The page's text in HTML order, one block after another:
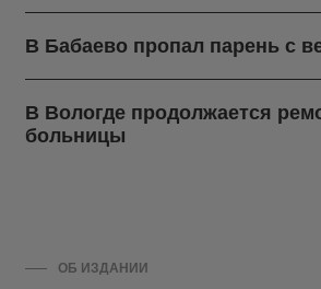
В Бабаево пропал парень с
В Вологде продолжается
больницы
ОБ ИЗДАНИИ